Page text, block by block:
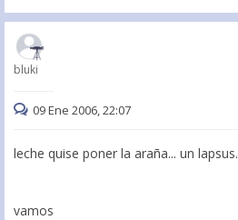
bluki
09 Ene 2006, 22:07
leche quise poner la araña... un lapsus.
vamos